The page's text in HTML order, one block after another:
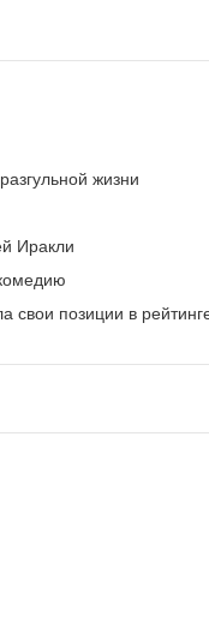
жизни
Иракли
свои позиции в